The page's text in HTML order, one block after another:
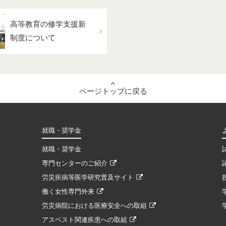
高等教育の修学支援新
制度について
ページトップに戻る
就職・奨学金
就職・奨学金
専門センターのご紹介
労災疾病等医学研究普及サイト
働く女性専門外来
労災病院における医療安全への取組
アスベスト関連疾患への取組